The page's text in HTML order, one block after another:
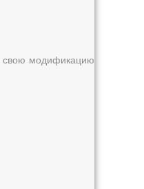
свою модификацию